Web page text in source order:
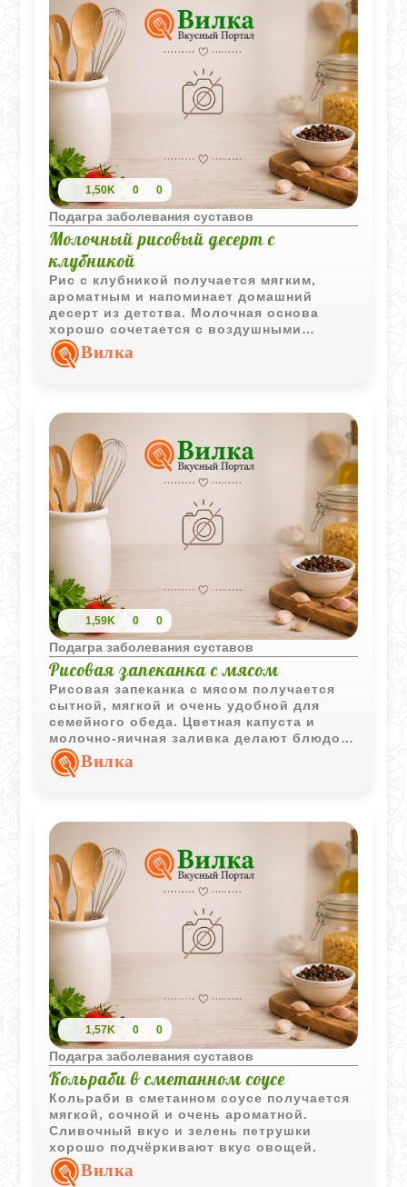
1,50K 0 0
Подагра заболевания суставов
Молочный рисовый десерт с
клубникой
Рис с клубникой получается мягким,
ароматным и напоминает домашний
десерт из детства. Молочная основа
хорошо сочетается с воздушными
ягодными белками и легкой лимонной
свежестью.
Вилка
1,59K 0 0
Подагра заболевания суставов
Рисовая запеканка с мясом
Рисовая запеканка с мясом получается
сытной, мягкой и очень удобной для
семейного обеда. Цветная капуста и
молочно-яичная заливка делают блюдо
более сочным и лёгким.
Вилка
1,57K 0 0
Подагра заболевания суставов
Кольраби в сметанном соусе
Кольраби в сметанном соусе получается
мягкой, сочной и очень ароматной.
Сливочный вкус и зелень петрушки
хорошо подчёркивают вкус овощей.
Вилка